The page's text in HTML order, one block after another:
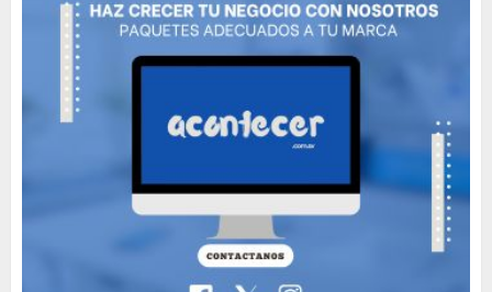
Need to Know About the
Classic Cars in a Retro
Movie?
The full story of
Thailand’s extraordinary
cave rescue
MAYO 14, 2024